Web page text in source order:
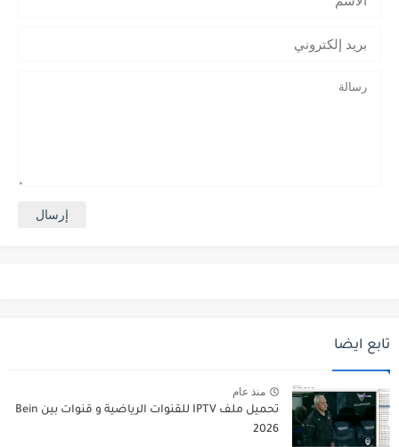
تابع ايضا
منذ عام
تحميل ملف IPTV للقنوات الرياضية و قنوات بين Bein
2026